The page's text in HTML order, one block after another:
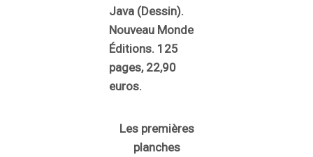
Java (Dessin).
Nouveau Monde
Éditions. 125
pages, 22,90
euros.
Les premières
planches